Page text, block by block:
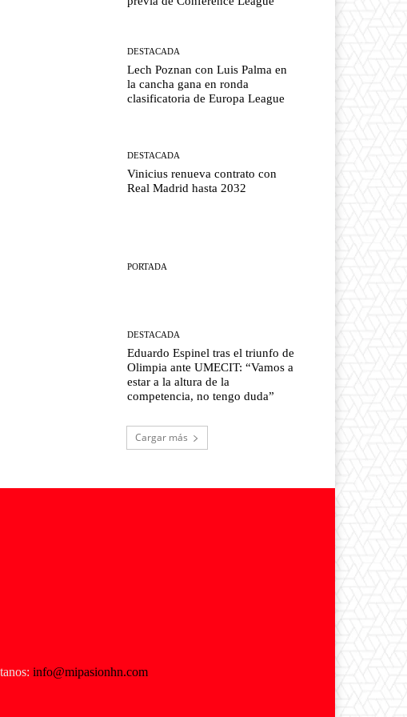
DESTACADA
Lech Poznan con Luis Palma en
la cancha gana en ronda
clasificatoria de Europa League
DESTACADA
Vinicius renueva contrato con
Real Madrid hasta 2032
PORTADA
DESTACADA
Eduardo Espinel tras el triunfo de
Olimpia ante UMECIT: “Vamos a
estar a la altura de la
competencia, no tengo duda”
Cargar más
info@mipasionhn.com